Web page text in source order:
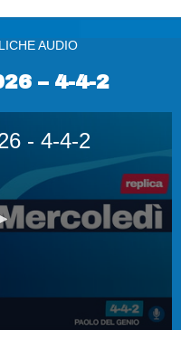
AUDIO
– 4-4-2
- 4-4-2